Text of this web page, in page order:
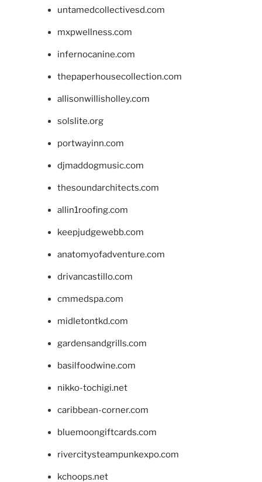
untamedcollectivesd.com
mxpwellness.com
infernocanine.com
thepaperhousecollection.com
allisonwillisholley.com
solslite.org
portwayinn.com
djmaddogmusic.com
thesoundarchitects.com
allin1roofing.com
keepjudgewebb.com
anatomyofadventure.com
drivancastillo.com
cmmedspa.com
midletontkd.com
gardensandgrills.com
basilfoodwine.com
nikko-tochigi.net
caribbean-corner.com
bluemoongiftcards.com
rivercitysteampunkexpo.com
kchoops.net